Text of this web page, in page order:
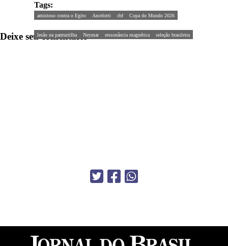
Tags:
amistoso contra o Egito Ancelotti cbf Copa do Mundo 2026
lesão na panturrilha Neymar ressonância magnética seleção brasileira
Deixe seu comentário